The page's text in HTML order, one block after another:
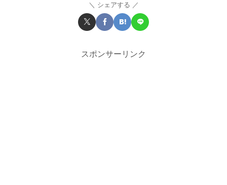
シェアする
スポンサーリンク